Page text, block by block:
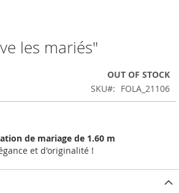
les mariés"
OUT OF STOCK
SKU
FOLA_21106
de mariage de 1.60 m
et d'originalité !